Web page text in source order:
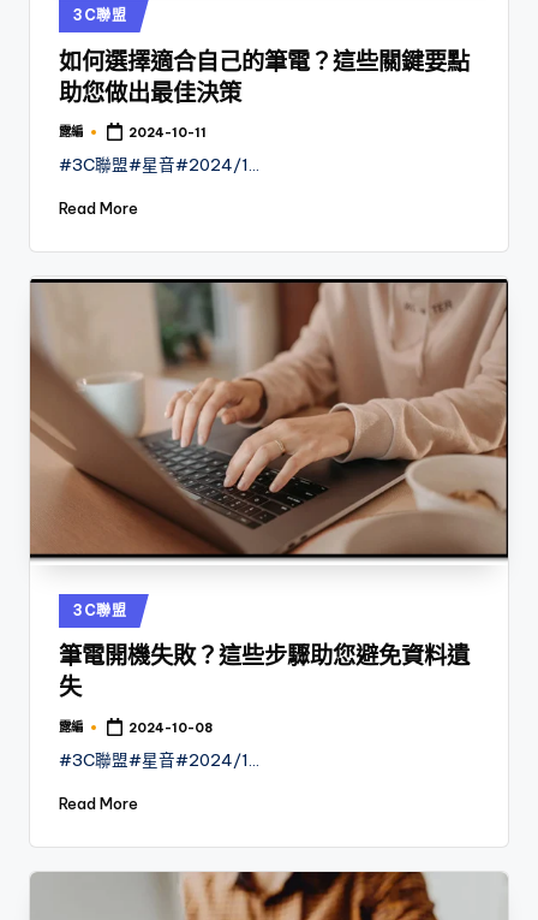
Posted
in
3C聯盟
如何選擇適合自己的筆電？這些關鍵要點
助您做出最佳決策
Posted
露編 2024-10-11
#3C聯盟#星音#2024/1…
Read More
Posted
in
3C聯盟
筆電開機失敗？這些步驟助您避免資料遺
失
Posted
露編 2024-10-08
#3C聯盟#星音#2024/1…
Read More